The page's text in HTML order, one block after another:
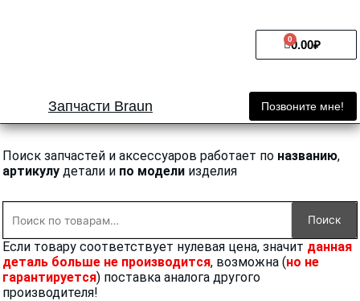
0.00₽
0
Cart
Запчасти Braun Позвоните мне!
Поиск запчастей и аксессуаров работает по названию,
артикулу детали и по модели изделия
Поиск
Если товару соответствует нулевая цена, значит данная
деталь больше не производится, возможна (но не
гарантируется) поставка аналога другого
производителя!